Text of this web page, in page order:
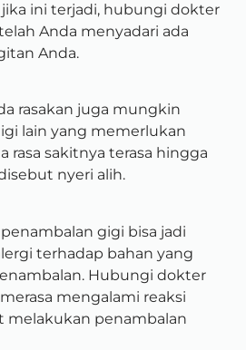
ini terjadi, hubungi dokter
Anda menyadari ada
Anda.
rasakan juga mungkin
lain yang memerlukan
rasa sakitnya terasa hingga
nyeri alih.
gigi bisa jadi
terhadap bahan yang
Hubungi dokter
mengalami reaksi
melakukan penambalan